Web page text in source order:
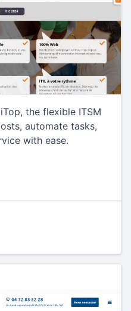
the flexible ITSM
automate tasks,
with ease.